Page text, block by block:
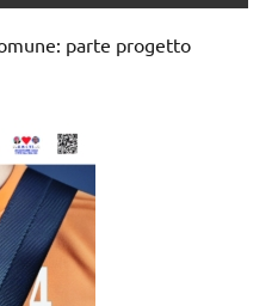
parte progetto